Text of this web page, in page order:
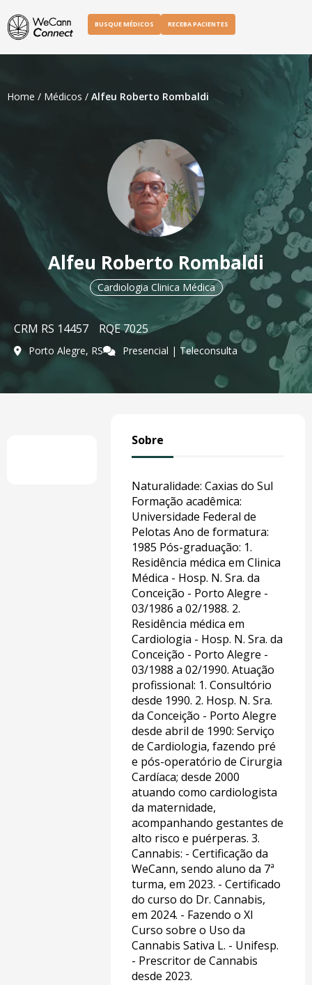
BUSQUE MÉDICOS RECEBA PACIENTES
Home / Médicos / Alfeu Roberto Rombaldi
Alfeu Roberto Rombaldi
Cardiologia Clinica Médica
CRM RS 14457 RQE 7025
Porto Alegre, RS Presencial | Teleconsulta
Sobre
Naturalidade: Caxias do Sul
Formação acadêmica:
Universidade Federal de
Pelotas Ano de formatura:
1985 Pós-graduação: 1.
Residência médica em Clinica
Médica - Hosp. N. Sra. da
Conceição - Porto Alegre -
03/1986 a 02/1988. 2.
Residência médica em
Cardiologia - Hosp. N. Sra. da
Conceição - Porto Alegre -
03/1988 a 02/1990. Atuação
profissional: 1. Consultório
desde 1990. 2. Hosp. N. Sra.
da Conceição - Porto Alegre
desde abril de 1990: Serviço
de Cardiologia, fazendo pré
e pós-operatório de Cirurgia
Cardíaca; desde 2000
atuando como cardiologista
da maternidade,
acompanhando gestantes de
alto risco e puérperas. 3.
Cannabis: - Certificação da
WeCann, sendo aluno da 7ª
turma, em 2023. - Certificado
do curso do Dr. Cannabis,
em 2024. - Fazendo o XI
Curso sobre o Uso da
Cannabis Sativa L. - Unifesp.
- Prescritor de Cannabis
desde 2023.